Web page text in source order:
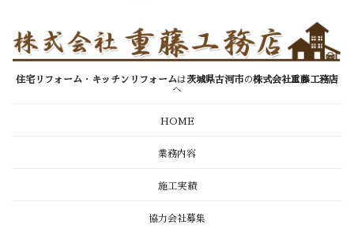
住宅リフォーム ・ キッチンリフォームは茨城県古河市の株式会社重藤工務店
へ
HOME
業務内容
施工実績
協力会社募集